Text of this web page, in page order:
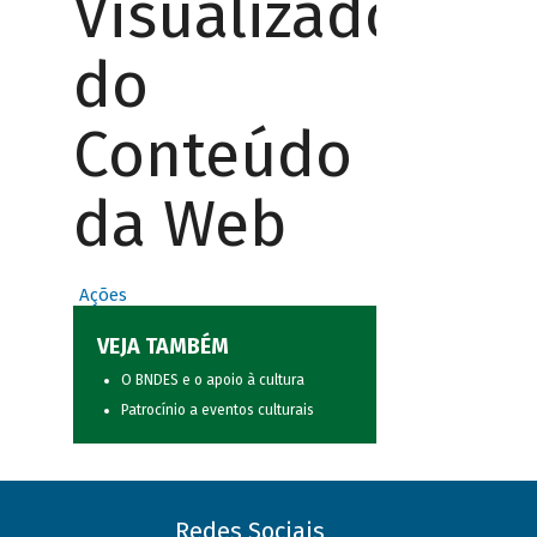
Visualizador
do
Conteúdo
da Web
Ações
VEJA TAMBÉM
O BNDES e o apoio à cultura
Patrocínio a eventos culturais
Redes Sociais